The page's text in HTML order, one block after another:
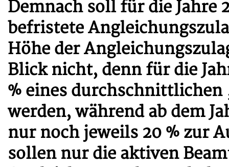
Demnach soll für die Jahre
befristete
Höhe der
Blick nicht, denn für die
% eines
werden, während ab dem
nur noch jeweils 20 % zur
sollen nur die aktiven